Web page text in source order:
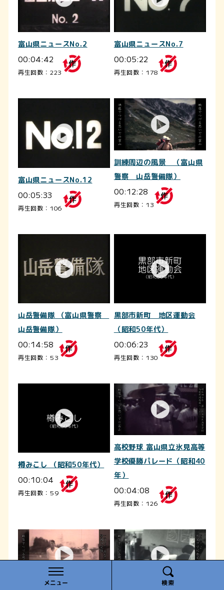
メニュー 検索
富山県ニュースNo.2
00:04:42
再生回数：223
富山県ニュースNo.7
00:05:22
再生回数：178
富山県ニュースNo.12
00:05:33
再生回数：106
訓練周辺の風景 （富山県
警察 山岳警備隊）
00:12:28
再生回数：13
山岳警備隊 （富山県警察
山岳警備隊）
00:14:58
再生回数：53
黒部市新町 地区運動会
（昭和50年代）
00:06:23
再生回数：130
樽みこし （昭和50年代）
00:10:04
再生回数：59
高校野球 富山県立氷見高等
学校優勝パレード（昭和40
年）
00:04:08
再生回数：126